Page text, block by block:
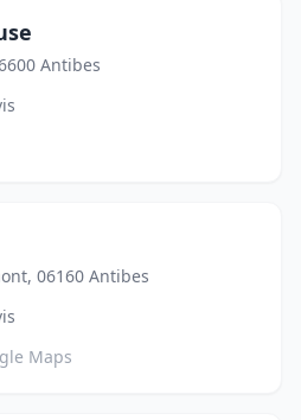
Antibes
06160 Antibes
Maps